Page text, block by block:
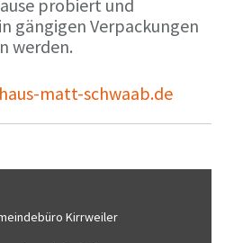
probiert und
gängigen Verpackungen
werden.
matt-schwaab.de
Kirrweiler